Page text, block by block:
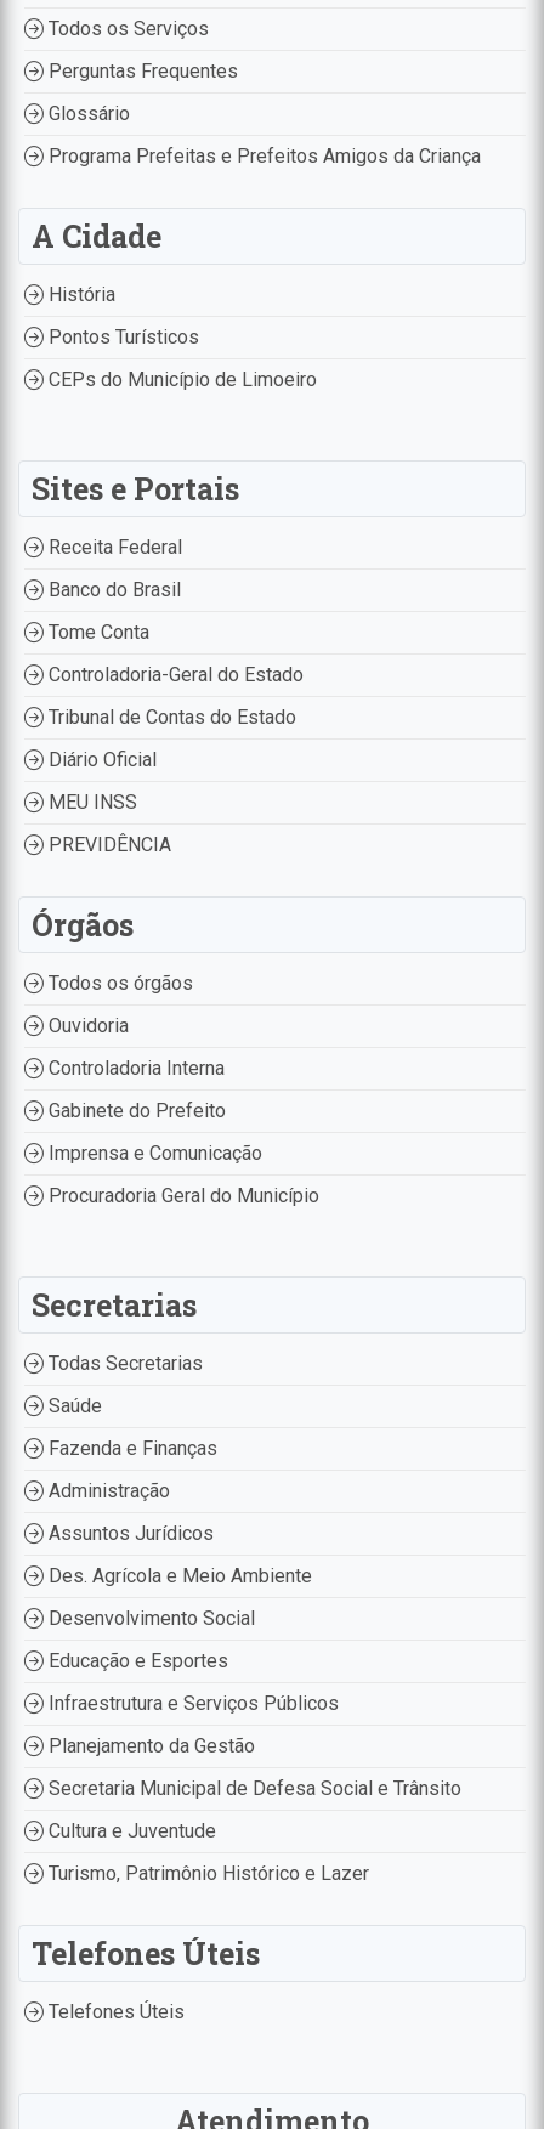
Todos os Serviços
Perguntas Frequentes
Glossário
Programa Prefeitas e Prefeitos Amigos da Criança
A Cidade
História
Pontos Turísticos
CEPs do Município de Limoeiro
Sites e Portais
Receita Federal
Banco do Brasil
Tome Conta
Controladoria-Geral do Estado
Tribunal de Contas do Estado
Diário Oficial
MEU INSS
PREVIDÊNCIA
Órgãos
Todos os órgãos
Ouvidoria
Controladoria Interna
Gabinete do Prefeito
Imprensa e Comunicação
Procuradoria Geral do Município
Secretarias
Todas Secretarias
Saúde
Fazenda e Finanças
Administração
Assuntos Jurídicos
Des. Agrícola e Meio Ambiente
Desenvolvimento Social
Educação e Esportes
Infraestrutura e Serviços Públicos
Planejamento da Gestão
Secretaria Municipal de Defesa Social e Trânsito
Cultura e Juventude
Turismo, Patrimônio Histórico e Lazer
Telefones Úteis
Telefones Úteis